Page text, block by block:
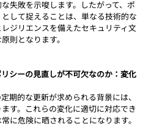
失敗を示唆します。したがって、ポ
して捉えることは、単なる技術的な
ジリエンスを備えたセキュリティ文
則となります。
シーの見直しが不可欠なのか：変化
期的な更新が求められる背景には、
す。これらの変化に適切に対応でき
に危険に晒されることになります。